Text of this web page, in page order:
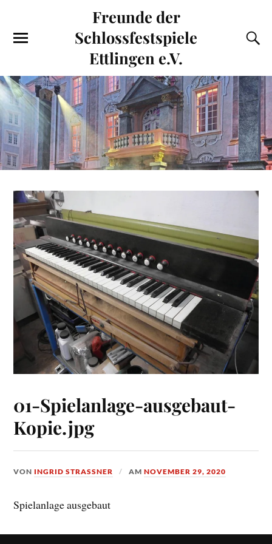
Freunde der
Schlossfestspiele
Ettlingen e.V.
01-Spielanlage-ausgebaut-
Kopie.jpg
VON INGRID STRASSNER AMNOVEMBER 29, 2020
Spielanlage ausgebaut